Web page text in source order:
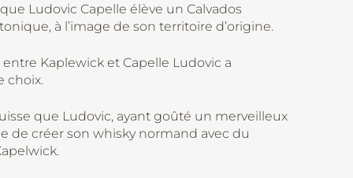
Ludovic Capelle élève un Calvados
à l’image de son territoire d’origine.
Kaplewick et Capelle Ludovic a
choix.
que Ludovic, ayant goûté un merveilleux
de créer son whisky normand avec du